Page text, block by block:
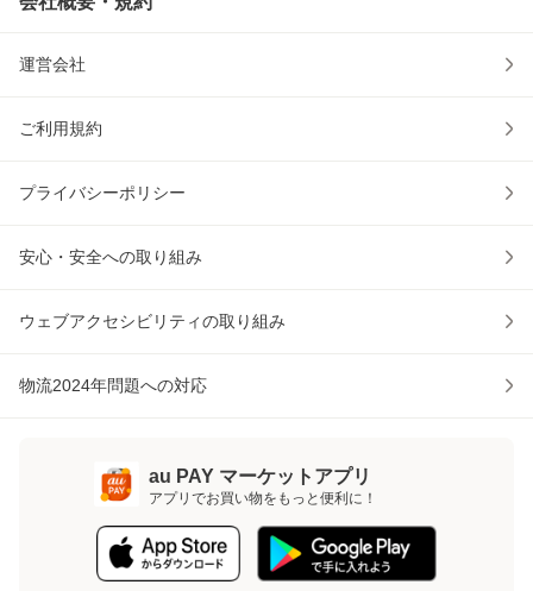
運営会社
ご利用規約
プライバシーポリシー
安心・安全への取り組み
ウェブアクセシビリティの取り組み
物流2024年問題への対応
au PAY マーケットアプリ
アプリでお買い物をもっと便利に！